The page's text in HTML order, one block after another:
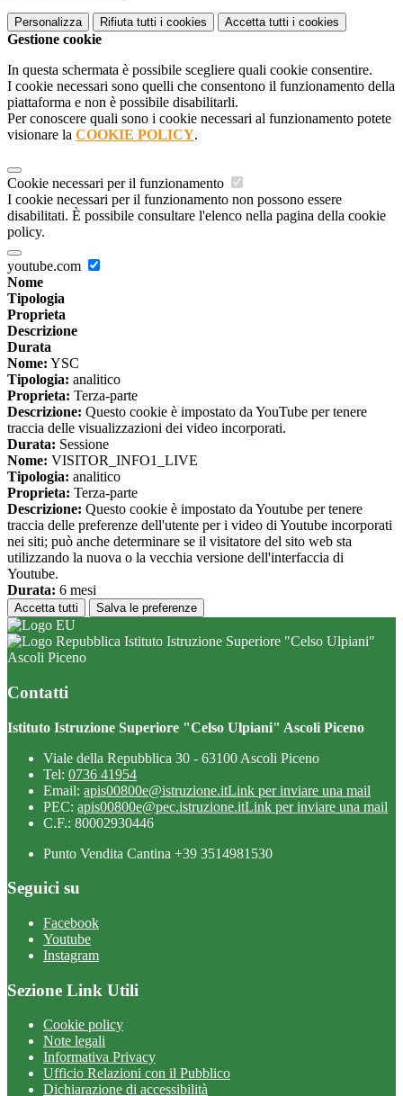
Personalizza Rifiuta tutti i cookies Accetta tutti i cookies
Gestione cookie
In questa schermata è possibile scegliere quali cookie consentire.
I cookie necessari sono quelli che consentono il funzionamento della
piattaforma e non è possibile disabilitarli.
Per conoscere quali sono i cookie necessari al funzionamento potete
visionare la COOKIE POLICY.
Cookie necessari per il funzionamento
I cookie necessari per il funzionamento non possono essere
disabilitati. È possibile consultare l'elenco nella pagina della cookie
policy.
youtube.com
Nome
Tipologia
Proprieta
Descrizione
Durata
Nome: YSC
Tipologia: analitico
Proprieta: Terza-parte
Descrizione: Questo cookie è impostato da YouTube per tenere
traccia delle visualizzazioni dei video incorporati.
Durata: Sessione
Nome: VISITOR_INFO1_LIVE
Tipologia: analitico
Proprieta: Terza-parte
Descrizione: Questo cookie è impostato da Youtube per tenere
traccia delle preferenze dell'utente per i video di Youtube incorporati
nei siti; può anche determinare se il visitatore del sito web sta
utilizzando la nuova o la vecchia versione dell'interfaccia di
Youtube.
Durata: 6 mesi
Accetta tutti Salva le preferenze
Istituto Istruzione Superiore "Celso Ulpiani"
Ascoli Piceno
Contatti
Istituto Istruzione Superiore "Celso Ulpiani" Ascoli Piceno
Viale della Repubblica 30 - 63100 Ascoli Piceno
Tel: 0736 41954
Email: apis00800e@istruzione.itLink per inviare una mail
PEC: apis00800e@pec.istruzione.itLink per inviare una mail
C.F.: 80002930446
Punto Vendita Cantina +39 3514981530
Seguici su
Facebook
Youtube
Instagram
Sezione Link Utili
Cookie policy
Note legali
Informativa Privacy
Ufficio Relazioni con il Pubblico
Dichiarazione di accessibilità